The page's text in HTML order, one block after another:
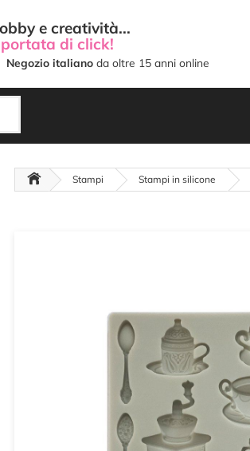
e creatività...
di click!
Negozio italiano da oltre 15 anni online
Stampi Stampi in silicone